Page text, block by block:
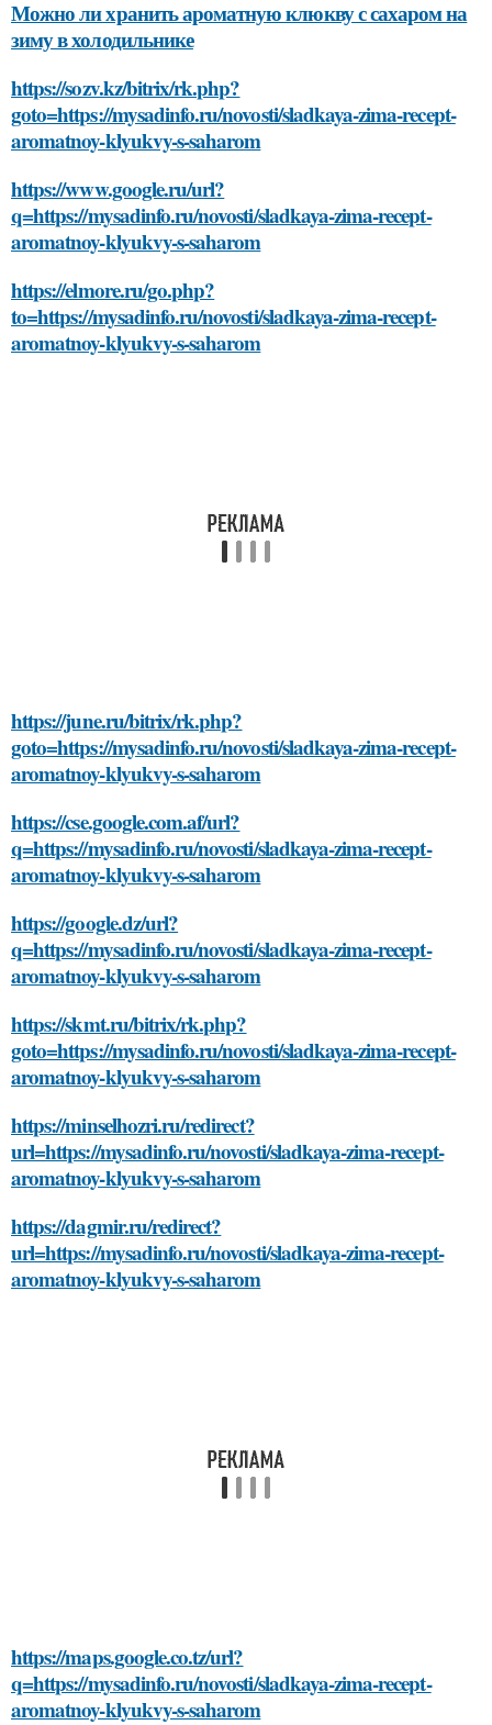
Можно ли хранить ароматную клюкву с сахаром на
зиму в холодильнике
https://sozv.kz/bitrix/rk.php?
goto=https://mysadinfo.ru/novosti/sladkaya-zima-recept-
aromatnoy-klyukvy-s-saharom
https://www.google.ru/url?
q=https://mysadinfo.ru/novosti/sladkaya-zima-recept-
aromatnoy-klyukvy-s-saharom
https://elmore.ru/go.php?
to=https://mysadinfo.ru/novosti/sladkaya-zima-recept-
aromatnoy-klyukvy-s-saharom
https://june.ru/bitrix/rk.php?
goto=https://mysadinfo.ru/novosti/sladkaya-zima-recept-
aromatnoy-klyukvy-s-saharom
https://cse.google.com.af/url?
q=https://mysadinfo.ru/novosti/sladkaya-zima-recept-
aromatnoy-klyukvy-s-saharom
https://google.dz/url?
q=https://mysadinfo.ru/novosti/sladkaya-zima-recept-
aromatnoy-klyukvy-s-saharom
https://skmt.ru/bitrix/rk.php?
goto=https://mysadinfo.ru/novosti/sladkaya-zima-recept-
aromatnoy-klyukvy-s-saharom
https://minselhozri.ru/redirect?
url=https://mysadinfo.ru/novosti/sladkaya-zima-recept-
aromatnoy-klyukvy-s-saharom
https://dagmir.ru/redirect?
url=https://mysadinfo.ru/novosti/sladkaya-zima-recept-
aromatnoy-klyukvy-s-saharom
https://maps.google.co.tz/url?
q=https://mysadinfo.ru/novosti/sladkaya-zima-recept-
aromatnoy-klyukvy-s-saharom